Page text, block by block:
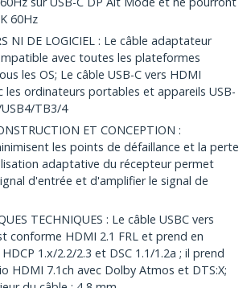
60Hz
NI DE LOGICIEL : Le câble adaptateur
avec toutes les plateformes
les OS; Le câble USB-C vers HDMI
les ordinateurs portables et appareils USB-
TB3/4
ET CONCEPTION :
les points de défaillance et la perte
adaptative du récepteur permet
d'entrée et d'amplifier le signal de
TECHNIQUES : Le câble USBC vers
conforme HDMI 2.1 FRL et prend en
1.x/2.2/2.3 et DSC 1.1/1.2a ; il prend
HDMI 7.1ch avec Dolby Atmos et DTS:X;